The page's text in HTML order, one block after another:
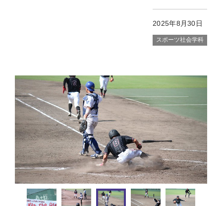
2025年8月30日
スポーツ社会学科